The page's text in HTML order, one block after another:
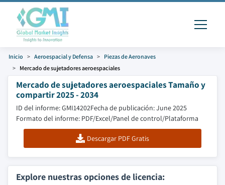
Inicio Aeroespacial y Defensa
Piezas de Aeronaves
Mercado de sujetadores aeroespaciales
Mercado de sujetadores aeroespaciales Tamaño y
compartir 2025 - 2034
ID del informe: GMI14202Fecha de publicación: June 2025
Formato del informe: PDF/Excel/Panel de control/Plataforma
Descargar PDF Gratis
Explore nuestras opciones de licencia: